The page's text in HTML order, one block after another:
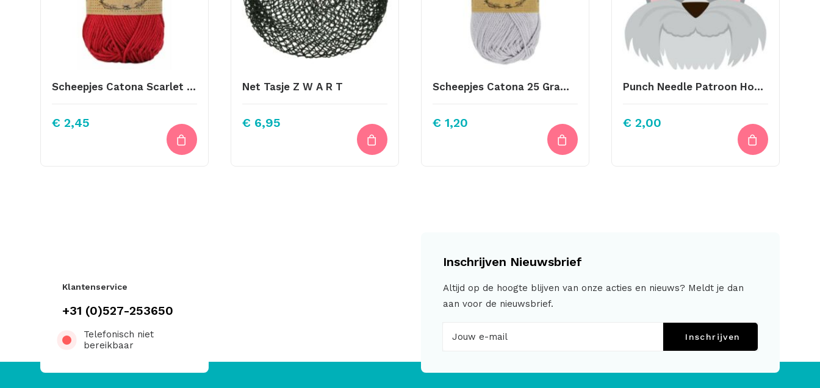
Scheepjes Catona Scarlet 192
€ 2,45
Net Tasje Z W A R T
€ 6,95
Scheepjes Catona 25 Gram Kleur 074
€ 1,20
Punch Needle Patroon Hond 5
€ 2,00
Klantenservice
+31 (0)527-253650
Telefonisch niet
bereikbaar
Inschrijven Nieuwsbrief
Altijd op de hoogte blijven van onze acties en nieuws? Meldt je dan
aan voor de nieuwsbrief.
Inschrijven